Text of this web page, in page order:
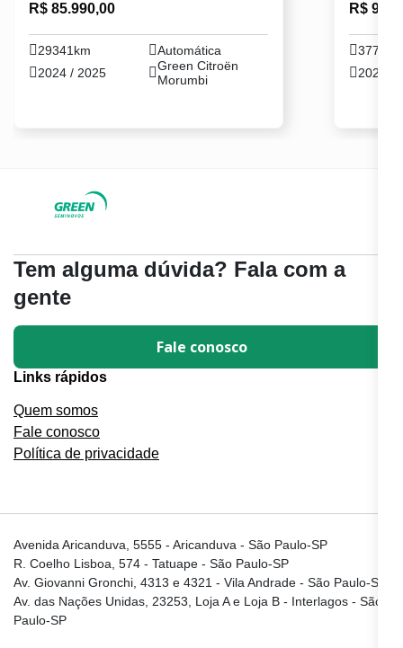
R$ 85.990,00
29341km
Automática
2024 / 2025
Green Citroën
Morumbi
R$
2024 /
Tem alguma dúvida? Fala com a
gente
Fale conosco
Links rápidos
Quem somos
Fale conosco
Política de privacidade
Avenida Aricanduva, 5555 - Aricanduva - São Paulo-SP
R. Coelho Lisboa, 574 - Tatuape - São Paulo-SP
Av. Giovanni Gronchi, 4313 e 4321 - Vila Andrade - São Paulo-SP
Av. das Nações Unidas, 23253, Loja A e Loja B - Interlagos - São
Paulo-SP